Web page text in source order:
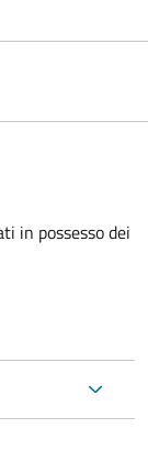
in possesso dei